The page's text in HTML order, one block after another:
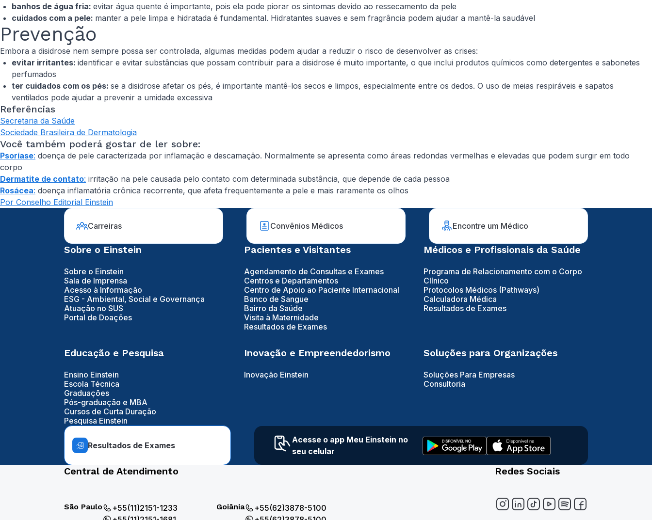
banhos de água fria: evitar água quente é importante, pois ela pode piorar os sintomas devido ao ressecamento da pele
cuidados com a pele: manter a pele limpa e hidratada é fundamental. Hidratantes suaves e sem fragrância podem ajudar a mantê-la saudável
Prevenção
Embora a disidrose nem sempre possa ser controlada, algumas medidas podem ajudar a reduzir o risco de desenvolver as crises:
evitar irritantes: identificar e evitar substâncias que possam contribuir para a disidrose é muito importante, o que inclui produtos químicos como detergentes e sabonetes
perfumados
ter cuidados com os pés: se a disidrose afetar os pés, é importante mantê-los secos e limpos, especialmente entre os dedos. O uso de meias respiráveis e sapatos
ventilados pode ajudar a prevenir a umidade excessiva
Referências
Secretaria da Saúde
Sociedade Brasileira de Dermatologia
Você também poderá gostar de ler sobre:
Psoríase: doença de pele caracterizada por inflamação e descamação. Normalmente se apresenta como áreas redondas vermelhas e elevadas que podem surgir em todo
corpo
Dermatite de contato: irritação na pele causada pelo contato com determinada substância, que depende de cada pessoa
Rosácea: doença inflamatória crônica recorrente, que afeta frequentemente a pele e mais raramente os olhos
Por Conselho Editorial Einstein
Carreiras Convênios Médicos Encontre um Médico
Sobre o Einstein
Sobre o Einstein
Sala de Imprensa
Acesso à Informação
ESG - Ambiental, Social e Governança
Atuação no SUS
Portal de Doações
Pacientes e Visitantes
Agendamento de Consultas e Exames
Centros e Departamentos
Centro de Apoio ao Paciente Internacional
Banco de Sangue
Bairro da Saúde
Visita à Maternidade
Resultados de Exames
Médicos e Profissionais da Saúde
Programa de Relacionamento com o Corpo
Clínico
Protocolos Médicos (Pathways)
Calculadora Médica
Resultados de Exames
Educação e Pesquisa
Ensino Einstein
Escola Técnica
Graduações
Pós-graduação e MBA
Cursos de Curta Duração
Pesquisa Einstein
Inovação e Empreendedorismo
Inovação Einstein
Soluções para Organizações
Soluções Para Empresas
Consultoria
Resultados de Exames
Acesse o app Meu Einstein no
seu celular
Central de Atendimento
São Paulo
+55(11)2151-1233
Goiânia
+55(62)3878-5100
Redes Sociais